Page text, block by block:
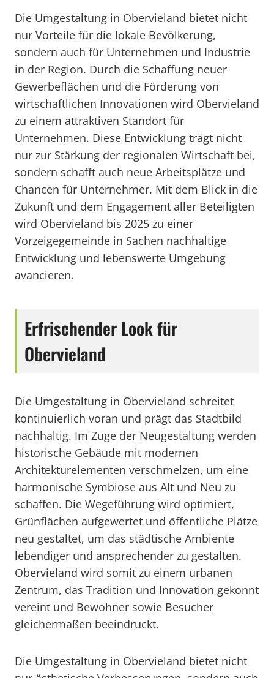
Die Umgestaltung in Obervieland bietet nicht
nur Vorteile für die lokale Bevölkerung,
sondern auch für Unternehmen und Industrie
in der Region. Durch die Schaffung neuer
Gewerbeflächen und die Förderung von
wirtschaftlichen Innovationen wird Obervieland
zu einem attraktiven Standort für
Unternehmen. Diese Entwicklung trägt nicht
nur zur Stärkung der regionalen Wirtschaft bei,
sondern schafft auch neue Arbeitsplätze und
Chancen für Unternehmer. Mit dem Blick in die
Zukunft und dem Engagement aller Beteiligten
wird Obervieland bis 2025 zu einer
Vorzeigegemeinde in Sachen nachhaltige
Entwicklung und lebenswerte Umgebung
avancieren.
Erfrischender Look für
Obervieland
Die Umgestaltung in Obervieland schreitet
kontinuierlich voran und prägt das Stadtbild
nachhaltig. Im Zuge der Neugestaltung werden
historische Gebäude mit modernen
Architekturelementen verschmelzen, um eine
harmonische Symbiose aus Alt und Neu zu
schaffen. Die Wegeführung wird optimiert,
Grünflächen aufgewertet und öffentliche Plätze
neu gestaltet, um das städtische Ambiente
lebendiger und ansprechender zu gestalten.
Obervieland wird somit zu einem urbanen
Zentrum, das Tradition und Innovation gekonnt
vereint und Bewohner sowie Besucher
gleichermaßen beeindruckt.
Die Umgestaltung in Obervieland bietet nicht